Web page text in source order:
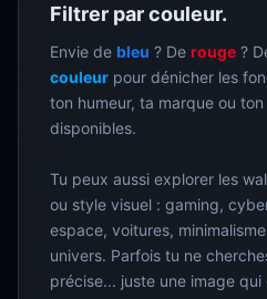
Filtrer par couleur.
Envie de bleu ? De rouge ?
couleur pour dénicher les
ton humeur, ta marque ou
disponibles.
Tu peux aussi explorer les
ou style visuel : gaming,
espace, voitures,
univers. Parfois tu ne
précise... juste une image